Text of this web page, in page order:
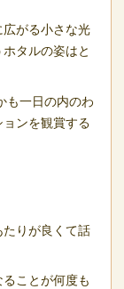
がる小さな光
タルの姿はと
も一日の内のわ
ンを観賞する
りが良くて話
ことが何度も